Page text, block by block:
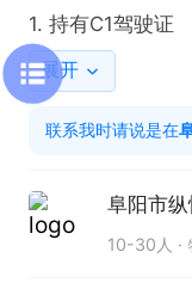
1. 持有C1驾驶证
展开
联系我时请说是在
阜阳市
10-30人